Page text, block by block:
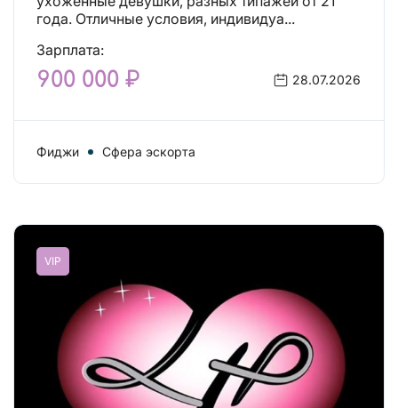
года. Отличные условия, индивидуа...
Зарплата:
900 000 ₽ 28.07.2026
Фиджи Сфера эскорта
VIP